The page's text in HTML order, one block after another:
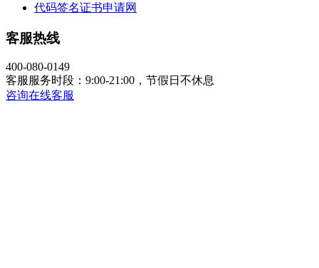
代码签名证书申请网
客服热线
400-080-0149
客服服务时段：9:00-21:00，节假日不休息
咨询在线客服